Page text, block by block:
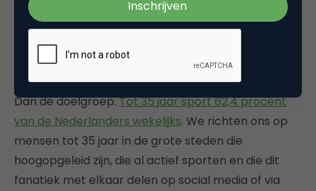
sporten? Ze hebben een latente behoefte aan het
product en ze herkennen dat andere probleem
ook: het geen zin hebben om naar de sportschool
te gaan.
Dan de doelgroep.Tot 35 jaar sport 62,4 procent
van de Nederlanders wekelijks. We richten ons op
mensen tot 35 jaar in de grote steden die
hoogopgeleid zijn, die al actief sporten en die dit
fanatiek met elkaar delen op social media of via